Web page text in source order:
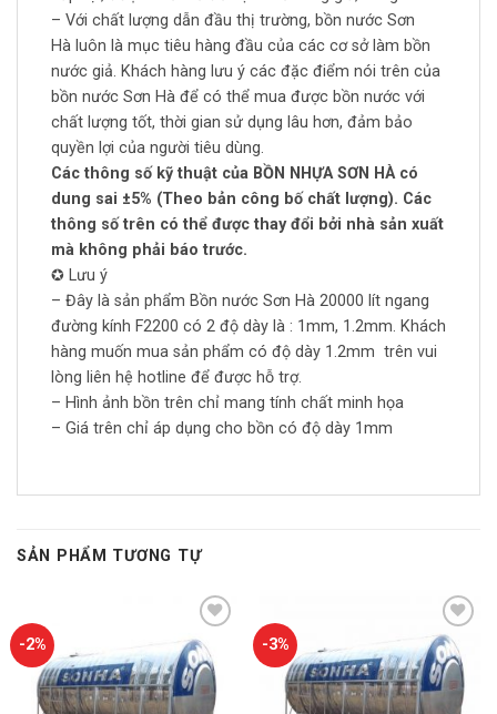
– Với chất lượng dẫn đầu thị trường, bồn nước Sơn
Hà luôn là mục tiêu hàng đầu của các cơ sở làm bồn
nước giả. Khách hàng lưu ý các đặc điểm nói trên của
bồn nước Sơn Hà để có thể mua được bồn nước với
chất lượng tốt, thời gian sử dụng lâu hơn, đảm bảo
quyền lợi của người tiêu dùng.
Các thông số kỹ thuật của BỒN NHỰA SƠN HÀ có
dung sai ±5% (Theo bản công bố chất lượng). Các
thông số trên có thể được thay đổi bởi nhà sản xuất
mà không phải báo trước.
✪ Lưu ý
– Đây là sản phẩm Bồn nước Sơn Hà 20000 lít ngang
đường kính F2200 có 2 độ dày là : 1mm, 1.2mm. Khách
hàng muốn mua sản phẩm có độ dày 1.2mm trên vui
lòng liên hệ hotline để được hỗ trợ.
– Hình ảnh bồn trên chỉ mang tính chất minh họa
– Giá trên chỉ áp dụng cho bồn có độ dày 1mm
SẢN PHẨM TƯƠNG TỰ
-2%
Add to
wishlist
-3%
Add to
wishlist